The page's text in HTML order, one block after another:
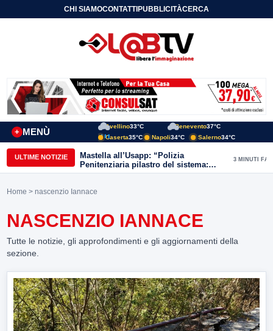
CHI SIAMOCONTATTIPUBBLICITÀCERCA
MENÙ
+
Avellino33°C Benevento37°C
Caserta35°C Napoli34°C Salerno34°C
ULTIME NOTIZIE
Mastella all’Usapp: “Polizia
Penitenziaria pilastro del sistema:
Governo rafforzi organico”
3 MINUTI FA
Home > nascenzio Iannace
NASCENZIO IANNACE
Tutte le notizie, gli approfondimenti e gli aggiornamenti della
sezione.